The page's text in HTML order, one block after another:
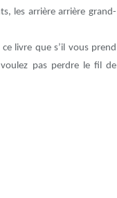
les arrière arrière grand-
livre que s’il vous prend
pas perdre le fil de